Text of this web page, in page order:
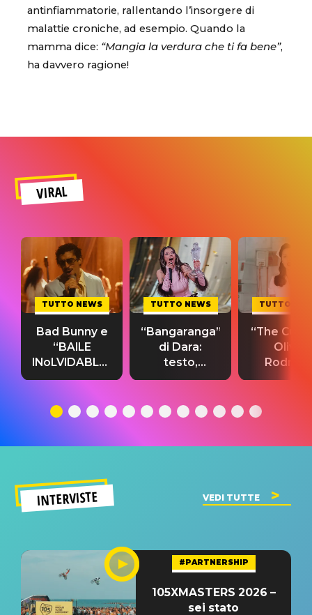
antinfiammatorie, rallentando l’insorgere di
malattie croniche, ad esempio. Quando la
mamma dice: “Mangia la verdura che ti fa bene”,
ha davvero ragione!
VIRAL
TUTTO NEWS
Bad Bunny e
“BAILE
INoLVIDABLE”:
testo,
significato
TUTTO NEWS
“Bangaranga”
di Dara:
testo,
traduzione e
del singolo
TUTTO
“The
Olivia
testo,
INTERVISTE VEDI TUTTE
#PARTNERSHIP
105XMASTERS 2026 –
sei stato